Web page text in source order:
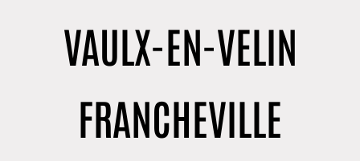
VAULX-EN-VELIN
FRANCHEVILLE